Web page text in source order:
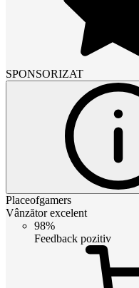
SPONSORIZAT
Placeofgamers
Vânzător excelent
98%
Feedback pozitiv